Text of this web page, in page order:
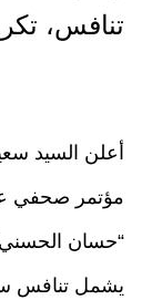
تنافس،
أعلن السيد
“حسان
يشمل تنافس